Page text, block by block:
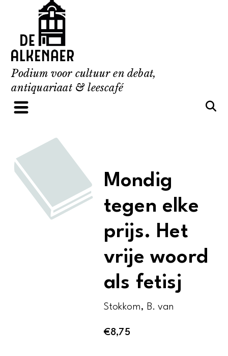
content
Podium voor cultuur en debat,
antiquariaat & leescafé
Mondig
tegen elke
prijs. Het
vrije woord
als fetisj
Stokkom, B. van
€8,75